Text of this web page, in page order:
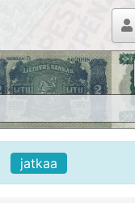
jatkaa